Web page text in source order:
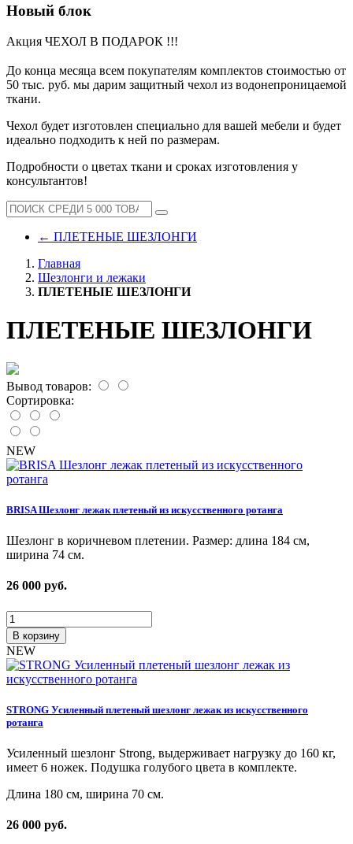
Новый блок
Акция ЧЕХОЛ В ПОДАРОК !!!
До конца месяца всем покупателям комплектов стоимостью от
50 тыс. руб. мы дарим защитный чехол из водонепроницаемой
ткани.
Чехол будет изготовлен специально для вашей мебели и будет
идеально подходить к ней по размерам.
Подробности о цветах ткани и сроках изготовления у
консультантов!
← ПЛЕТЕНЫЕ ШЕЗЛОНГИ
Главная
Шезлонги и лежаки
ПЛЕТЕНЫЕ ШЕЗЛОНГИ
ПЛЕТЕНЫЕ ШЕЗЛОНГИ
Вывод товаров:
Сортировка:
NEW
BRISA Шезлонг лежак плетеный из искусственного ротанга
Шезлонг в коричневом плетении. Размер: длина 184 см,
ширина 74 см.
26 000 руб.
В корзину
NEW
STRONG Усиленный плетеный шезлонг лежак из искусственного
ротанга
Усиленный шезлонг Strong, выдерживает нагрузку до 160 кг,
имеет 6 ножек. Подушка голубого цвета в комплекте.
Длина 180 см, ширина 70 см.
26 000 руб.